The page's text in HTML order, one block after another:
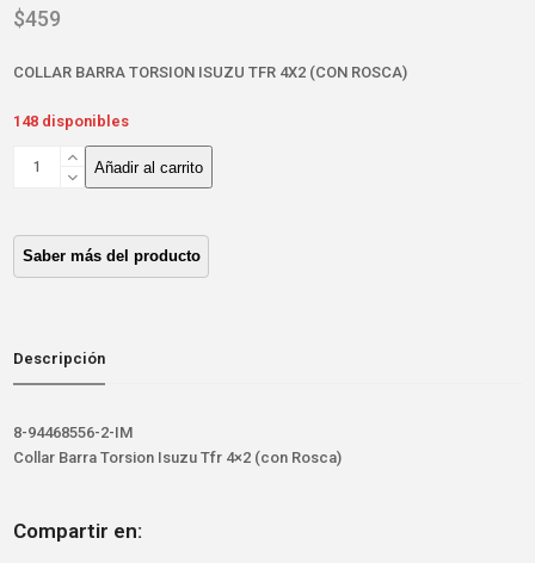
$459
COLLAR BARRA TORSION ISUZU TFR 4X2 (CON ROSCA)
148 disponibles
COLLAR
ISUZU
TFR
4X2
cantidad
Añadir al carrito
Descripción
8-94468556-2-IM
Collar Barra Torsion Isuzu Tfr 4×2 (con Rosca)
Compartir en: